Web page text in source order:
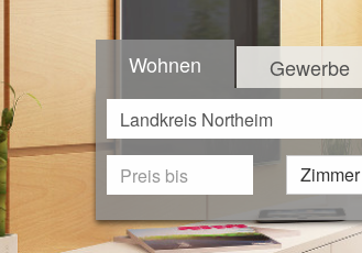
Wohnen Gewerbe
Zimmer